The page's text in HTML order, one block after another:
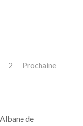
2 Prochaine
de